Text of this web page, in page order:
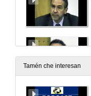
Tamén che interesan